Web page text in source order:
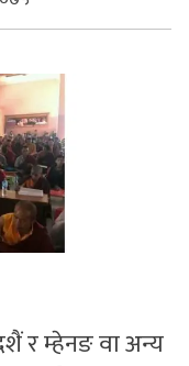
र म्हेनङ वा अन्य